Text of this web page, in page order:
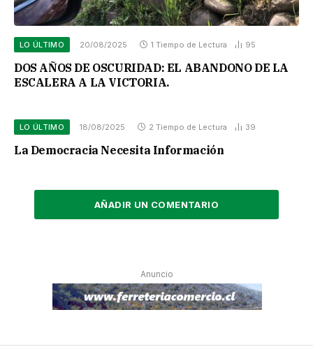
LO ÚLTIMO 20/08/2025 1 Tiempo de Lectura 95
DOS AÑOS DE OSCURIDAD: EL ABANDONO DE LA
ESCALERA A LA VICTORIA.
LO ÚLTIMO 18/08/2025 2 Tiempo de Lectura 39
La Democracia Necesita Información
AÑADIR UN COMENTARIO
Anuncio